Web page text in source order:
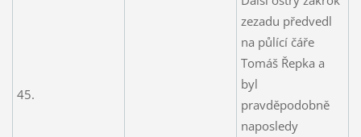
45.
zezadu předvedl
na půlící čáře
Tomáš Řepka a
byl
pravděpodobně
naposledy